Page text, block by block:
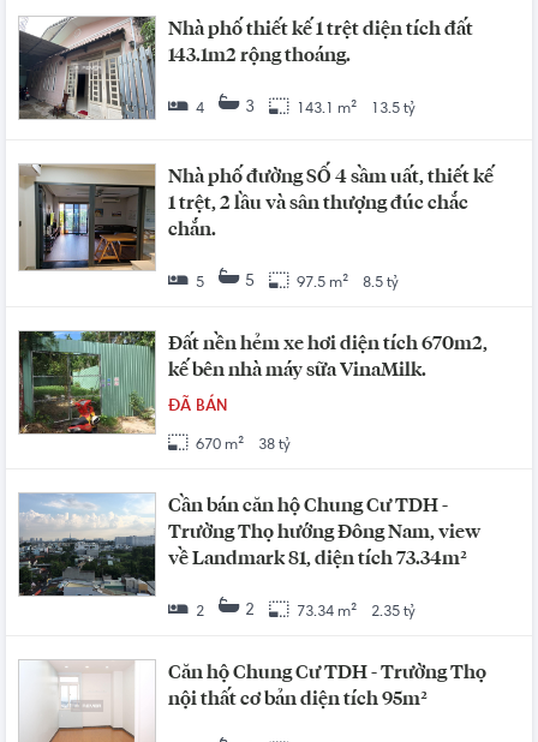
Nhà phố thiết kế 1 trệt diện tích đất
143.1m2 rộng thoáng.
4 3 143.1 m² 13.5 tỷ
Nhà phố đường SỐ 4 sầm uất, thiết kế
1 trệt, 2 lầu và sân thượng đúc chắc
chắn.
5 5 97.5 m² 8.5 tỷ
Đất nền hẻm xe hơi diện tích 670m2,
kế bên nhà máy sữa VinaMilk.
ĐÃ BÁN
670 m² 38 tỷ
Cần bán căn hộ Chung Cư TDH -
Trường Thọ hướng Đông Nam, view
về Landmark 81, diện tích 73.34m²
2 2 73.34 m² 2.35 tỷ
Căn hộ Chung Cư TDH - Trường Thọ
nội thất cơ bản diện tích 95m²